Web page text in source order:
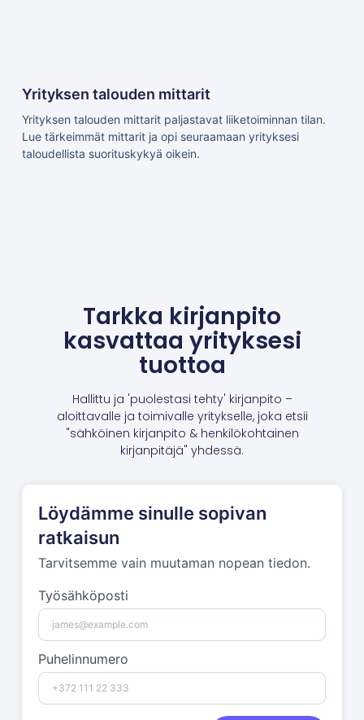
Yrityksen talouden mittarit
Yrityksen talouden mittarit paljastavat liiketoiminnan tilan.
Lue tärkeimmät mittarit ja opi seuraamaan yrityksesi
taloudellista suorituskykyä oikein.
Tarkka kirjanpito
kasvattaa yrityksesi
tuottoa
Hallittu ja 'puolestasi tehty' kirjanpito –
aloittavalle ja toimivalle yritykselle, joka etsii
"sähköinen kirjanpito & henkilökohtainen
kirjanpitäjä" yhdessä.
Löydämme sinulle sopivan
ratkaisun
Tarvitsemme vain muutaman nopean tiedon.
Työsähköposti
Puhelinnumero